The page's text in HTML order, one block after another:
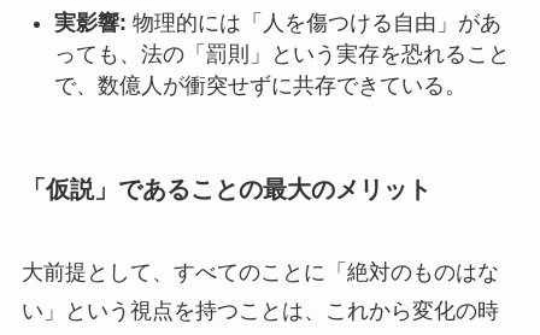
実影響: 物理的には「人を傷つける自由」があ
っても、法の「罰則」という実存を恐れること
で、数億人が衝突せずに共存できている。
「仮説」であることの最大のメリット
大前提として、すべてのことに「絶対のものはな
い」という視点を持つことは、これから変化の時